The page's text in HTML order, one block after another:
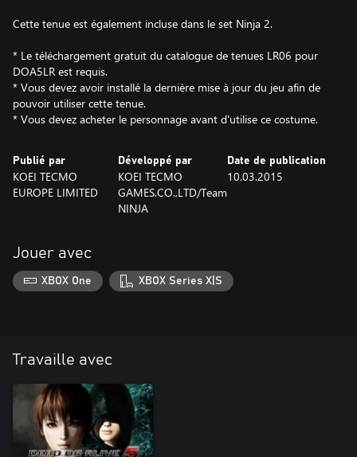
Cette tenue est également incluse dans le set Ninja 2.
* Le téléchargement gratuit du catalogue de tenues LR06 pour
DOA5LR est requis.
* Vous devez avoir installé la dernière mise à jour du jeu afin de
pouvoir utiliser cette tenue.
* Vous devez acheter le personnage avant d'utilise ce costume.
Publié par
KOEI TECMO
EUROPE LIMITED
Développé par
KOEI TECMO
GAMES.CO.,LTD/Team
NINJA
Date de publication
10.03.2015
Jouer avec
XBOX One XBOX Series X|S
Travaille avec